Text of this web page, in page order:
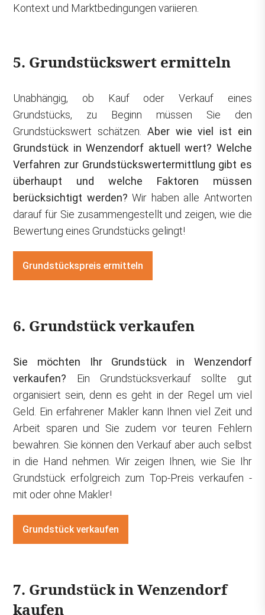
Kontext und Marktbedingungen variieren.
5. Grundstückswert ermitteln
Unabhängig, ob Kauf oder Verkauf eines
Grundstücks, zu Beginn müssen Sie den
Grundstückswert schätzen. Aber wie viel ist ein
Grundstück in Wenzendorf aktuell wert? Welche
Verfahren zur Grundstückswertermittlung gibt es
überhaupt und welche Faktoren müssen
berücksichtigt werden? Wir haben alle Antworten
darauf für Sie zusammengestellt und zeigen, wie die
Bewertung eines Grundstücks gelingt!
Grundstückspreis ermitteln
6. Grundstück verkaufen
Sie möchten Ihr Grundstück in Wenzendorf
verkaufen? Ein Grundstücksverkauf sollte gut
organisiert sein, denn es geht in der Regel um viel
Geld. Ein erfahrener Makler kann Ihnen viel Zeit und
Arbeit sparen und Sie zudem vor teuren Fehlern
bewahren. Sie können den Verkauf aber auch selbst
in die Hand nehmen. Wir zeigen Ihnen, wie Sie Ihr
Grundstück erfolgreich zum Top-Preis verkaufen -
mit oder ohne Makler!
Grundstück verkaufen
7. Grundstück in Wenzendorf
kaufen